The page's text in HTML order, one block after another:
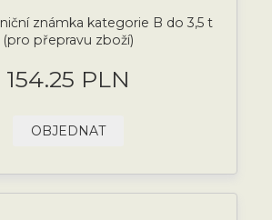
známka kategorie B do 3,5 t
(pro přepravu zboží)
154.25 PLN
OBJEDNAT